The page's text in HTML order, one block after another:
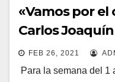
«Vamos por el
Carlos Joaquín
FEB 26, 2021
Para la semana del 1